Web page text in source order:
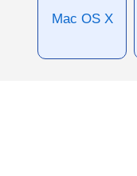
Mac OS X